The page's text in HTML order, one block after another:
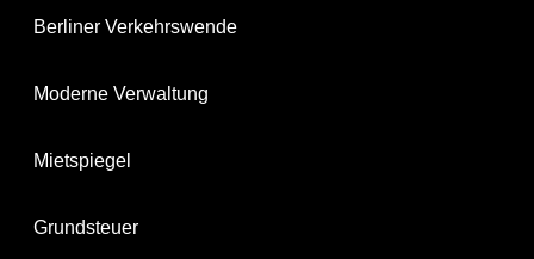
Berliner Verkehrswende
Moderne Verwaltung
Mietspiegel
Grundsteuer